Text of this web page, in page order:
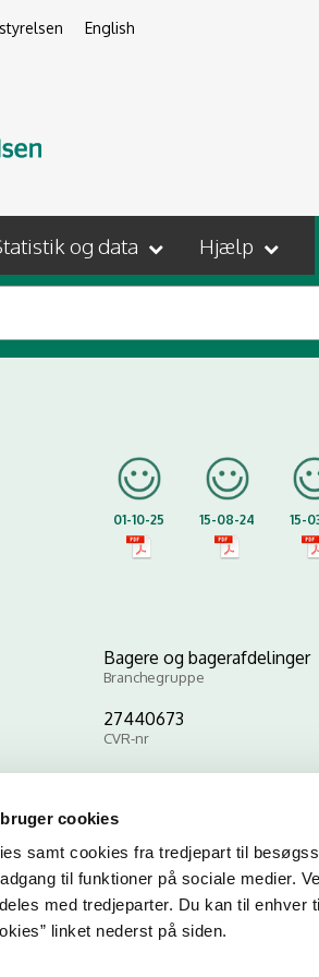
cookies
samt cookies fra tredjepart til
til funktioner på sociale medier.
med tredjeparter. Du kan til
linket nederst på siden.
English
og data Hjælp
01-10-25 15-08-24 15-
Bagere og bagerafdelinger
Branchegruppe
27440673
CVR-nr
Kopier link til at indsætte på